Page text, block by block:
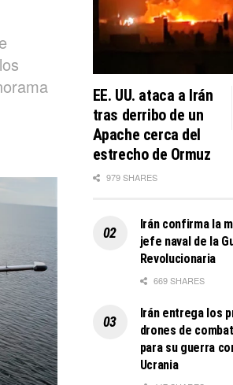
EE. UU. ataca a Irán
tras derribo de un
Apache cerca del
estrecho de Ormuz
979 SHARES
Irán confirma la
jefe naval de la
Revolucionaria
669 SHARES
Irán entrega los
drones de
para su guerra
Ucrania